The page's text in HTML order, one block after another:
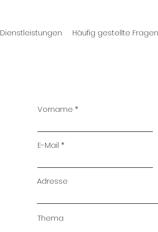
Dienstleistungen Häufig gestellte Fragen
Vorname
E-Mail
Adresse
Thema